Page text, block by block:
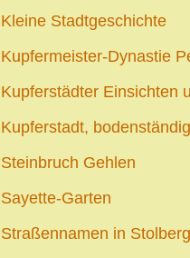
Kleine Stadtgeschichte
Kupfermeister-Dynastie
Kupferstädter Einsichten
Kupferstadt,
Steinbruch Gehlen
Sayette-Garten
Straßennamen in Stolberg